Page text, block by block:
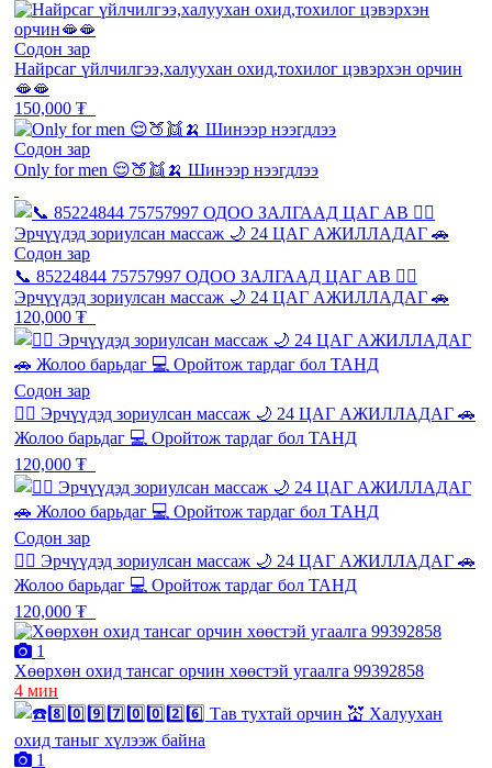
Содон зар
Найрсаг үйлчилгээ,халуухан охид,тохилог цэвэрхэн орчин
🫦🫦
150,000 ₮
Содон зар
Only for men 😌🍑👯🍌 Шинээр нээгдлээ
Содон зар
📞 85224844 75757997 ОДОО ЗАЛГААД ЦАГ АВ 💆‍♂️
Эрчүүдэд зориулсан массаж 🌙 24 ЦАГ АЖИЛЛАДАГ 🚗
120,000 ₮
Содон зар
💆‍♂️ Эрчүүдэд зориулсан массаж 🌙 24 ЦАГ АЖИЛЛАДАГ 🚗
Жолоо барьдаг 💻 Оройтож тардаг бол ТАНД
120,000 ₮
Содон зар
💆‍♂️ Эрчүүдэд зориулсан массаж 🌙 24 ЦАГ АЖИЛЛАДАГ 🚗
Жолоо барьдаг 💻 Оройтож тардаг бол ТАНД
120,000 ₮
1
Хөөрхөн охид тансаг орчин хөөстэй угаалга 99392858
4 мин
1